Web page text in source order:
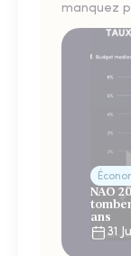
manquez
NAO
ans
31